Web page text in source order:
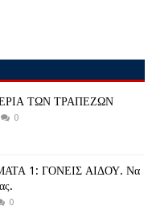
ΤΩΝ ΤΡΑΠΕΖΩΝ
0
1: ΓΟΝΕΙΣ ΑΙΔΟΥ. Να
0